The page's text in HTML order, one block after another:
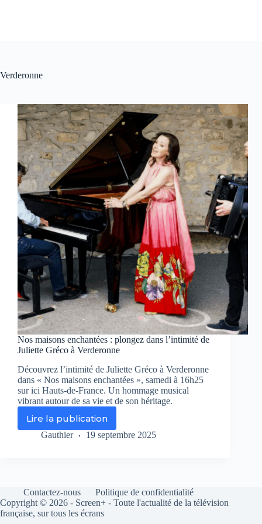
Verderonne
Nos maisons enchantées : plongez dans l’intimité de
Juliette Gréco à Verderonne
Découvrez l’intimité de Juliette Gréco à Verderonne
dans « Nos maisons enchantées », samedi à 16h25
sur ici Hauts-de-France. Un hommage musical
vibrant autour de sa vie et de son héritage.
Lire la publication
Nos
maisons
l’intimité
de
Juliette
Gauthier 19 septembre 2025
Contactez-nous
Politique de confidentialité
Copyright © 2026 - Screen+ - Toute l'actualité de la télévision
française, sur tous les écrans